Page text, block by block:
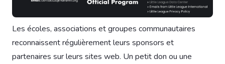
Les écoles, associations et groupes communautaires
reconnaissent régulièrement leurs sponsors et
partenaires sur leurs sites web. Un petit don ou une